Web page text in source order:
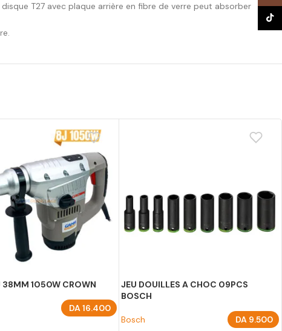
T27 avec plaque arrière en fibre de verre peut absorber
38MM 1050W CROWN
DA16.400
JEU DOUILLES A CHOC 09PCS
BOSCH
Bosch DA9.500